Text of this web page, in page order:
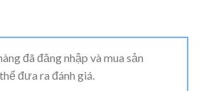
đã đăng nhập và mua sản
đưa ra đánh giá.